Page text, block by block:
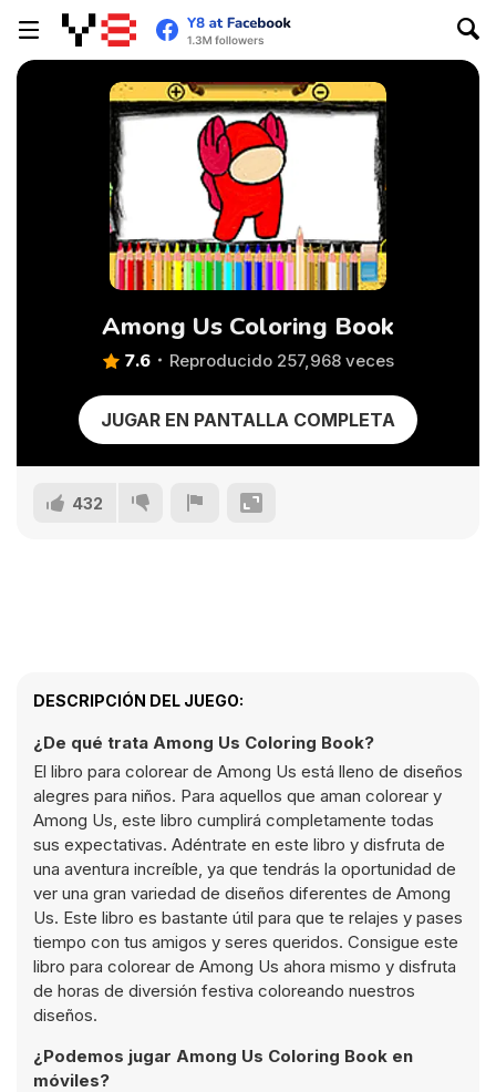
Among Us Coloring Book
7.6 Reproducido 257,968 veces
JUGAR EN PANTALLA COMPLETA
432
DESCRIPCIÓN DEL JUEGO:
¿De qué trata Among Us Coloring Book?
El libro para colorear de Among Us está lleno de diseños
alegres para niños. Para aquellos que aman colorear y
Among Us, este libro cumplirá completamente todas
sus expectativas. Adéntrate en este libro y disfruta de
una aventura increíble, ya que tendrás la oportunidad de
ver una gran variedad de diseños diferentes de Among
Us. Este libro es bastante útil para que te relajes y pases
tiempo con tus amigos y seres queridos. Consigue este
libro para colorear de Among Us ahora mismo y disfruta
de horas de diversión festiva coloreando nuestros
diseños.
¿Podemos jugar Among Us Coloring Book en
móviles?